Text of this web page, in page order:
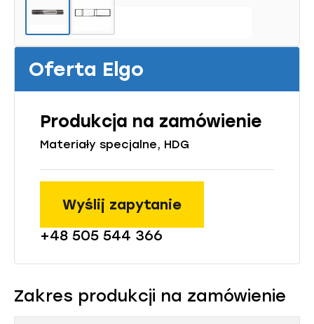
Oferta Elgo
Produkcja na zamówienie
Materiały specjalne, HDG
Wyślij zapytanie
+48 505 544 366
Zakres produkcji na zamówienie